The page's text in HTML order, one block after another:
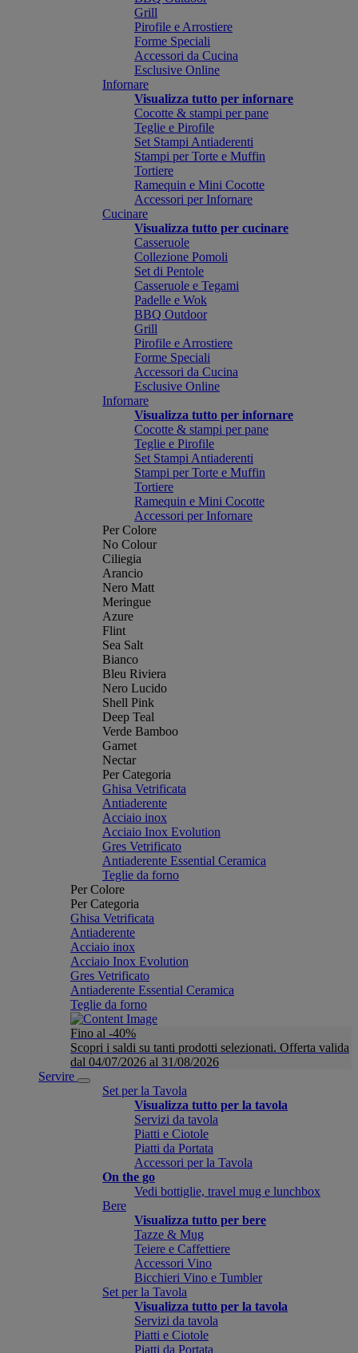
Grill
Pirofile e Arrostiere
Forme Speciali
Accessori da Cucina
Esclusive Online
Infornare
Visualizza tutto per infornare
Cocotte & stampi per pane
Teglie e Pirofile
Set Stampi Antiaderenti
Stampi per Torte e Muffin
Tortiere
Ramequin e Mini Cocotte
Accessori per Infornare
Cucinare
Visualizza tutto per cucinare
Casseruole
Collezione Pomoli
Set di Pentole
Casseruole e Tegami
Padelle e Wok
BBQ Outdoor
Grill
Pirofile e Arrostiere
Forme Speciali
Accessori da Cucina
Esclusive Online
Infornare
Visualizza tutto per infornare
Cocotte & stampi per pane
Teglie e Pirofile
Set Stampi Antiaderenti
Stampi per Torte e Muffin
Tortiere
Ramequin e Mini Cocotte
Accessori per Infornare
Per Colore
No Colour
Ciliegia
Arancio
Nero Matt
Meringue
Azure
Flint
Sea Salt
Bianco
Bleu Riviera
Nero Lucido
Shell Pink
Deep Teal
Verde Bamboo
Garnet
Nectar
Per Categoria
Ghisa Vetrificata
Antiaderente
Acciaio inox
Acciaio Inox Evolution
Gres Vetrificato
Antiaderente Essential Ceramica
Teglie da forno
Per Colore
Per Categoria
Ghisa Vetrificata
Antiaderente
Acciaio inox
Acciaio Inox Evolution
Gres Vetrificato
Antiaderente Essential Ceramica
Teglie da forno
Fino al -40%
Scopri i saldi su tanti prodotti selezionati. Offerta valida
dal 04/07/2026 al 31/08/2026
Servire
Set per la Tavola
Visualizza tutto per la tavola
Servizi da tavola
Piatti e Ciotole
Piatti da Portata
Accessori per la Tavola
On the go
Vedi bottiglie, travel mug e lunchbox
Bere
Visualizza tutto per bere
Tazze & Mug
Teiere e Caffettiere
Accessori Vino
Bicchieri Vino e Tumbler
Set per la Tavola
Visualizza tutto per la tavola
Servizi da tavola
Piatti e Ciotole
Piatti da Portata